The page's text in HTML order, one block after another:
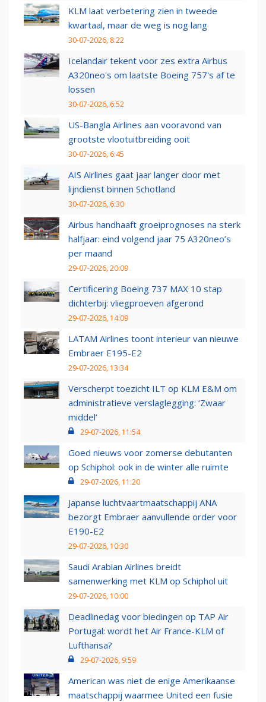
KLM laat verbetering zien in tweede
kwartaal, maar de weg is nog lang
30-07-2026, 8:22
Icelandair tekent voor zes extra Airbus
A320neo's om laatste Boeing 757's af te
lossen
30-07-2026, 6:52
US-Bangla Airlines aan vooravond van
grootste vlootuitbreiding ooit
30-07-2026, 6:45
AIS Airlines gaat jaar langer door met
lijndienst binnen Schotland
30-07-2026, 6:30
Airbus handhaaft groeiprognoses na sterk
halfjaar: eind volgend jaar 75 A320neo’s
per maand
29-07-2026, 20:09
Certificering Boeing 737 MAX 10 stap
dichterbij: vliegproeven afgerond
29-07-2026, 14:09
LATAM Airlines toont interieur van nieuwe
Embraer E195-E2
29-07-2026, 13:34
Verscherpt toezicht ILT op KLM E&M om
administratieve verslaglegging: ‘Zwaar
middel’
29-07-2026, 11:54
Goed nieuws voor zomerse debutanten
op Schiphol: ook in de winter alle ruimte
29-07-2026, 11:20
Japanse luchtvaartmaatschappij ANA
bezorgt Embraer aanvullende order voor
E190-E2
29-07-2026, 10:30
Saudi Arabian Airlines breidt
samenwerking met KLM op Schiphol uit
29-07-2026, 10:00
Deadlinedag voor biedingen op TAP Air
Portugal: wordt het Air France-KLM of
Lufthansa?
29-07-2026, 9:59
American was niet de enige Amerikaanse
maatschappij waarmee United een fusie